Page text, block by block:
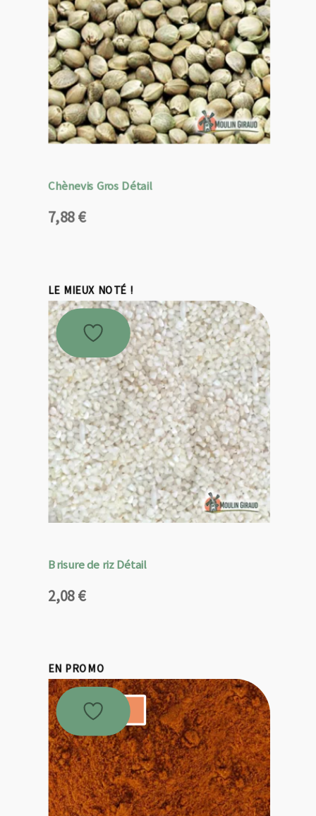
Chènevis Gros Détail
7,88€
LE MIEUX NOTÉ !
Brisure de riz Détail
2,08€
EN PROMO
Promo !